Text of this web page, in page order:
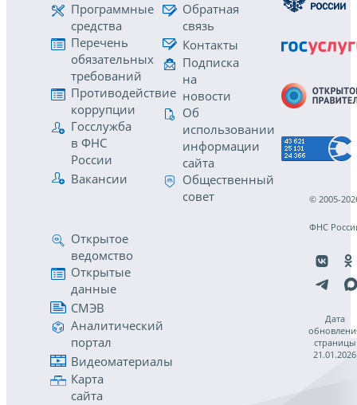
Программные
средства
Перечень
обязательных
требований
Противодействие
коррупции
Госслужба
в ФНС
России
Вакансии
Обратная
связь
Контакты
Подписка
на
новости
Об
использовании
информации
сайта
Общественный
совет
Открытое
ведомство
Открытые
данные
СМЭВ
Аналитический
портал
Видеоматериалы
Карта
сайта
© 2005-
ФНС
Дата
страницы
21.01.2026